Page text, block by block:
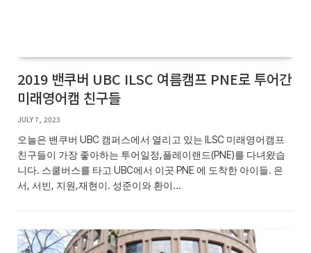
2019 밴쿠버 UBC ILSC 여름캠프 PNE로 투어간
미래영어캠 친구들
JULY 7, 2023
오늘은 밴쿠버 UBC 캠퍼스에서 열리고 있는 ILSC 미래영어캠프
친구들이 가장 좋아하는 투어일정,플레이랜드(PNE)를 다녀왔습
니다. 스쿨버스를 타고 UBC에서 이곳 PNE 에 도착한 아이들. 은
서, 서빈, 지원,재현이. 성준이와 환이…